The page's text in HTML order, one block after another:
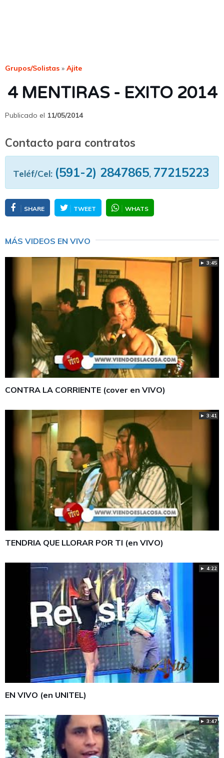
Grupos/Solistas » Ajite
4 MENTIRAS - EXITO 2014
Publicado el 11/05/2014
Contacto para contratos
Teléf/Cel: (591-2) 2847865, 77215223
SHARE TWEET WHATS
MÁS VIDEOS EN VIVO
► 3:45
CONTRA LA CORRIENTE (cover en VIVO)
► 3:41
TENDRIA QUE LLORAR POR TI (en VIVO)
► 4:22
EN VIVO (en UNITEL)
► 3:47